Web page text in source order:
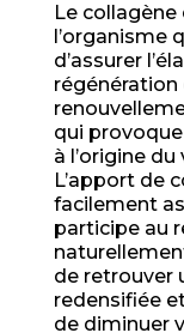
Le
l’organisme
d’assurer
régénération
qui
à l’origine
L’apport de
facilement
participe au
de retrouver
redensifiée
de diminuer